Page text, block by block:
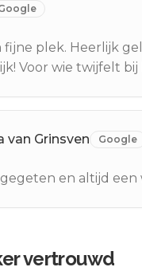
fijne plek. Heerlijk
Voor wie twijfelt
van Grinsven Google
en altijd
vertrouwd